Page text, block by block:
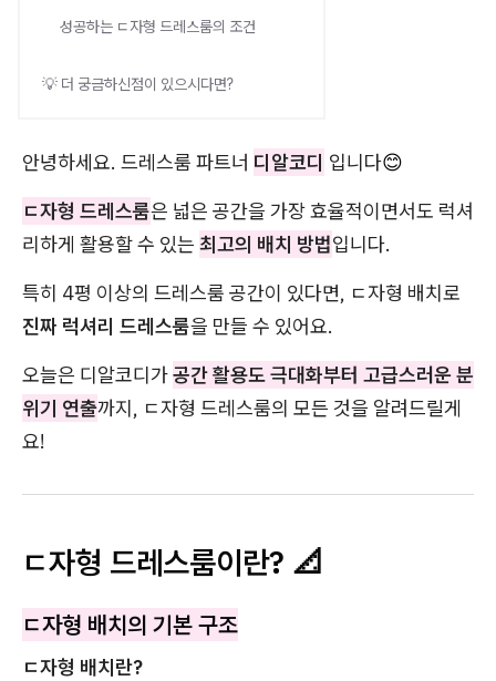
성공하는 ㄷ자형 드레스룸의 조건
💡 더 궁금하신점이 있으시다면?
안녕하세요. 드레스룸 파트너 디알코디 입니다😊
ㄷ자형 드레스룸은 넓은 공간을 가장 효율적이면서도 럭셔
리하게 활용할 수 있는 최고의 배치 방법입니다.
특히 4평 이상의 드레스룸 공간이 있다면, ㄷ자형 배치로
진짜 럭셔리 드레스룸을 만들 수 있어요.
오늘은 디알코디가공간 활용도 극대화부터 고급스러운 분
위기 연출까지, ㄷ자형 드레스룸의 모든 것을 알려드릴게
요!
ㄷ자형 드레스룸이란? 📐
ㄷ자형 배치의 기본 구조
ㄷ자형 배치란?